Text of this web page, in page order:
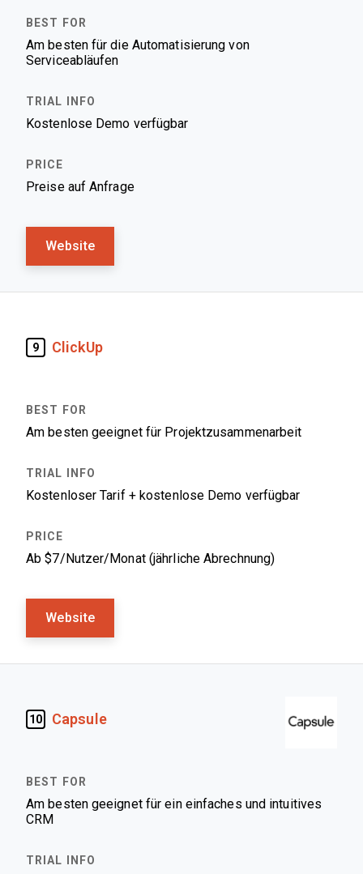
Am besten für die Automatisierung von
Serviceabläufen
Kostenlose Demo verfügbar
Preise auf Anfrage
Website
9 ClickUp
Am besten geeignet für Projektzusammenarbeit
Kostenloser Tarif + kostenlose Demo verfügbar
Ab $7/Nutzer/Monat (jährliche Abrechnung)
Website
10 Capsule
Am besten geeignet für ein einfaches und intuitives
CRM